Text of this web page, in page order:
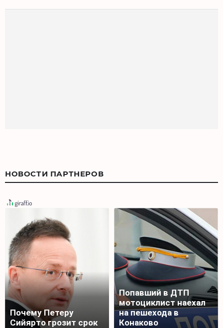
НОВОСТИ ПАРТНЕРОВ
Почему Петеру
Сийярто грозит срок
Попавший в ДТП
мотоциклист наехал
на пешехода в
Конаково